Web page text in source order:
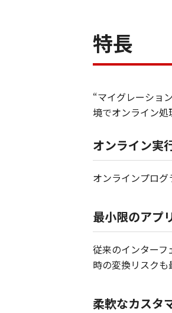
特長
“マイグレーショ
境でオンライン処
オンライン実
オンラインプロ
最小限のアプ
従来のインター
時の変換リスクも
柔軟なカスタ